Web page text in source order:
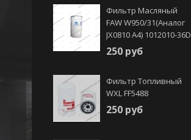
Фильтр Масляный
FAW W950/31(аналог
JX0810 А4) 1012010-36D
250 руб
Фильтр Топливный
WXL FF5488
250 руб